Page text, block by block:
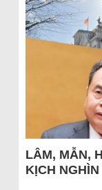
LÂM, MẪN,
KỊCH